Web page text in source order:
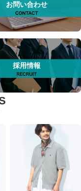
お問い合わせ
採用情報